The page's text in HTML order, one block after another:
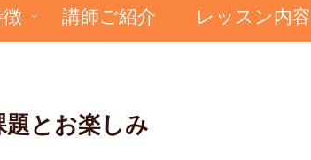
講師ご紹介 レッスン内容
とお楽しみ